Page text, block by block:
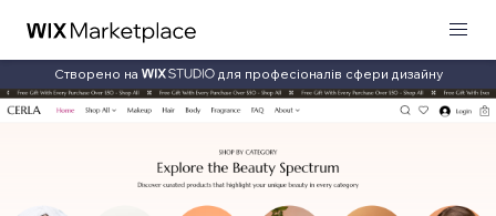
Створено на для професіоналів сфери дизайну